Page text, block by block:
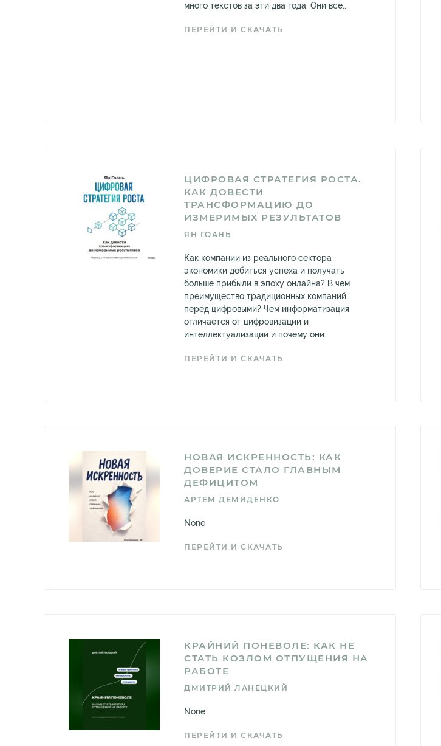
много текстов за эти два года. Они все...
ПЕРЕЙТИ И СКАЧАТЬ
ЦИФРОВАЯ СТРАТЕГИЯ РОСТА.
КАК ДОВЕСТИ
ТРАНСФОРМАЦИЮ ДО
ИЗМЕРИМЫХ РЕЗУЛЬТАТОВ
ЯН ГОАНЬ
Как компании из реального сектора
экономики добиться успеха и получать
больше прибыли в эпоху онлайна? В чем
преимущество традиционных компаний
перед цифровыми? Чем информатизация
отличается от цифровизации и
интеллектуализации и почему они...
ПЕРЕЙТИ И СКАЧАТЬ
НОВАЯ ИСКРЕННОСТЬ: КАК
ДОВЕРИЕ СТАЛО ГЛАВНЫМ
ДЕФИЦИТОМ
АРТЕМ ДЕМИДЕНКО
None
ПЕРЕЙТИ И СКАЧАТЬ
КРАЙНИЙ ПОНЕВОЛЕ: КАК НЕ
СТАТЬ КОЗЛОМ ОТПУЩЕНИЯ НА
РАБОТЕ
ДМИТРИЙ ЛАНЕЦКИЙ
None
ПЕРЕЙТИ И СКАЧАТЬ